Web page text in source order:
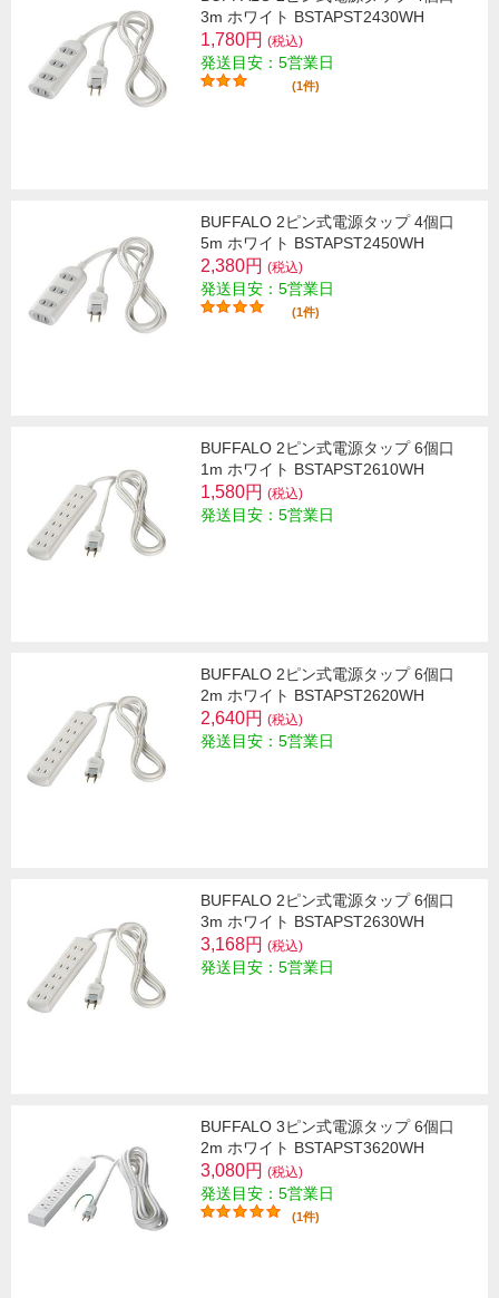
3m ホワイト BSTAPST2430WH
1,780円 (税込)
発送目安：5営業日
(1件)
BUFFALO 2ピン式電源タップ 4個口
5m ホワイト BSTAPST2450WH
2,380円 (税込)
発送目安：5営業日
(1件)
BUFFALO 2ピン式電源タップ 6個口
1m ホワイト BSTAPST2610WH
1,580円 (税込)
発送目安：5営業日
BUFFALO 2ピン式電源タップ 6個口
2m ホワイト BSTAPST2620WH
2,640円 (税込)
発送目安：5営業日
BUFFALO 2ピン式電源タップ 6個口
3m ホワイト BSTAPST2630WH
3,168円 (税込)
発送目安：5営業日
BUFFALO 3ピン式電源タップ 6個口
2m ホワイト BSTAPST3620WH
3,080円 (税込)
発送目安：5営業日
(1件)